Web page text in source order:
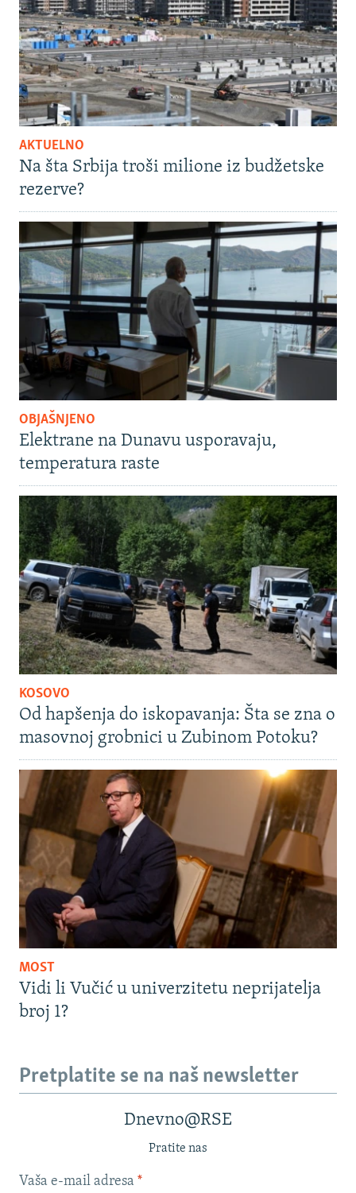
AKTUELNO
Na šta Srbija troši milione iz budžetske
rezerve?
OBJAŠNJENO
Elektrane na Dunavu usporavaju,
temperatura raste
KOSOVO
Od hapšenja do iskopavanja: Šta se zna o
masovnoj grobnici u Zubinom Potoku?
MOST
Vidi li Vučić u univerzitetu neprijatelja
broj 1?
Pretplatite se na naš newsletter
Dnevno@RSE
Pratite nas
Vaša e-mail adresa *